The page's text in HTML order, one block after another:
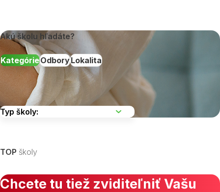
Akú školu hľadáte?
KategórieOdboryLokalita
TOP školy
Chcete tu tiež zviditeľniť Vašu